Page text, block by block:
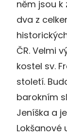
něm jsou k
dva z
ČR. Velmi
kostel sv.
století.
barokním
Jeníška a